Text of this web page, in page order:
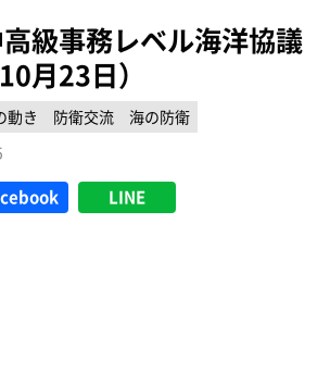
級事務レベル海洋協議
月23日）
動き 防衛交流
海の防衛
LINE